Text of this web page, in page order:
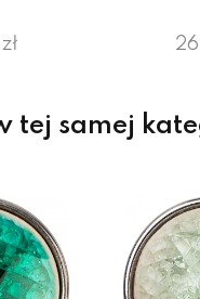
tej samej